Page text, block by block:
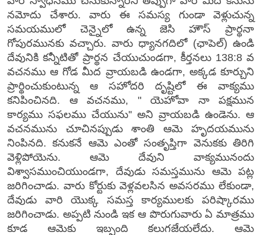
నమోదు చేశారు. వారు ఈ సమస్య గుండా వెళ్లుచున్న
సమయములో చెన్నైలో ఉన్న జెసి హౌస్ ప్రార్థనా
గోపురమునకు వచ్చారు. వారు ధ్యానగదిలో (ఛాపెల్) ఉండి
దేవునికి కన్నీటితో ప్రార్థన చేయుచుండగా, కీర్తనలు 138:8 వ
వచనము ఆ గోడ మీద వ్రాయబడి ఉండగా, అక్కడ కూర్చుని
ప్రార్థించుకుంటున్న ఆ సహోదరి దృష్టిలో ఈ వాక్యము
కనిపించినది. ఆ వచనము, " యెహోవా నా పక్షమున
కార్యము సఫలము చేయును'' అని వ్రాయబడి ఉండెను. ఆ
వచనమును చూచినప్పుడు శాంతి ఆమె హృదయమును
నింపినది. కనుకనే ఆమె ఎంతో సంతృప్తిగా వెనుకకు తిరిగి
వెళ్లిపోయెను. ఆమె దేవుని వాక్యమునందు
విశ్వాసముంచియుండగా, దేవుడు సమస్తమును ఆమె పట్ల
జరిగించాడు. వారు కోర్టుకు వెళ్లవలసిన అవసరము లేకుండా,
దేవుడు వారి యొక్క సమస్త కార్యములకు పరిష్కారము
జరిగించాడు. అప్పటి నుండి ఇక ఆ పొరుగువారు ఏ మాత్రము
కూడ ఆమెకు ఇబ్పంది కలుగజేయలేదు. ఆమె